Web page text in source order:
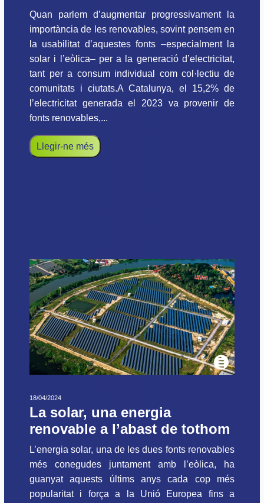
Quan parlem d’augmentar progressivament la
importància de les renovables, sovint pensem en
la usabilitat d’aquestes fonts –especialment la
solar i l’eòlica– per a la generació d’electricitat,
tant per a consum individual com col·lectiu de
comunitats i ciutats.A Catalunya, el 15,2% de
l’electricitat generada el 2023 va provenir de
fonts renovables,...
Llegir-ne més
18/04/2024
La solar, una energia
renovable a l’abast de tothom
L’energia solar, una de les dues fonts renovables
més conegudes juntament amb l’eòlica, ha
guanyat aquests últims anys cada cop més
popularitat i força a la Unió Europea fins a